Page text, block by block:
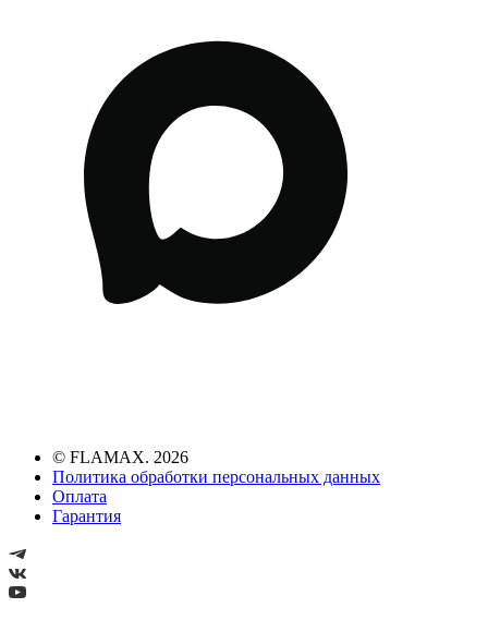
© FLAMAX. 2026
Политика обработки персональных данных
Оплата
Гарантия